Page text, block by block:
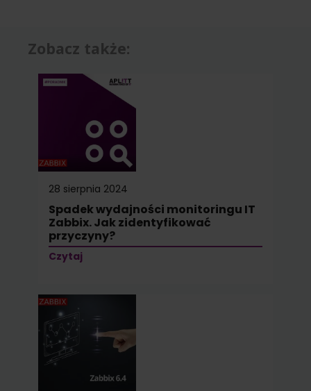
Zobacz także:
28 sierpnia 2024
Spadek wydajności monitoringu IT
Zabbix. Jak zidentyfikować
przyczyny?
Czytaj